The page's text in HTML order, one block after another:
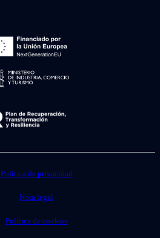
Política de privacidad
Nota legal
Política de cookies